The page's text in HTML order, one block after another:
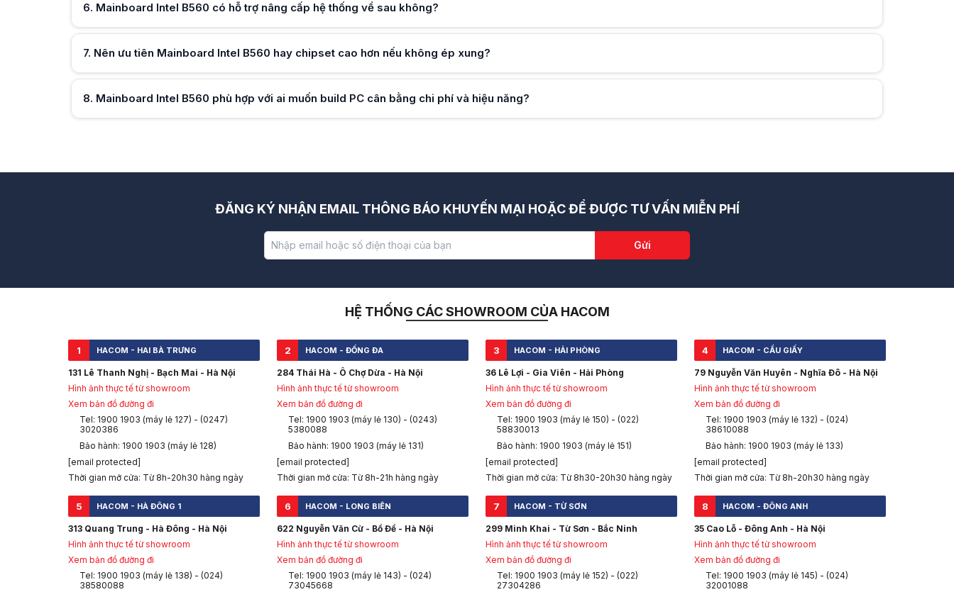
6. Mainboard Intel B560 có hỗ trợ nâng cấp hệ thống về sau không?
7. Nên ưu tiên Mainboard Intel B560 hay chipset cao hơn nếu không ép xung?
8. Mainboard Intel B560 phù hợp với ai muốn build PC cân bằng chi phí và hiệu năng?
ĐĂNG KÝ NHẬN EMAIL THÔNG BÁO KHUYẾN MẠI HOẶC ĐỂ ĐƯỢC TƯ VẤN MIỄN PHÍ
Gửi
HỆ THỐNG CÁC SHOWROOM CỦA HACOM
1 HACOM - HAI BÀ TRƯNG
131 Lê Thanh Nghị - Bạch Mai - Hà Nội
Hình ảnh thực tế từ showroom
Xem bản đồ đường đi
Tel: 1900 1903 (máy lẻ 127) - (0247)
3020386
Bảo hành: 1900 1903 (máy lẻ 128)
[email protected]
Thời gian mở cửa: Từ 8h-20h30 hàng ngày
2 HACOM - ĐỐNG ĐA
284 Thái Hà - Ô Chợ Dừa - Hà Nội
Hình ảnh thực tế từ showroom
Xem bản đồ đường đi
Tel: 1900 1903 (máy lẻ 130) - (0243)
5380088
Bảo hành: 1900 1903 (máy lẻ 131)
[email protected]
Thời gian mở cửa: Từ 8h-21h hàng ngày
3 HACOM - HẢI PHÒNG
36 Lê Lợi - Gia Viên - Hải Phòng
Hình ảnh thực tế từ showroom
Xem bản đồ đường đi
Tel: 1900 1903 (máy lẻ 150) - (022)
58830013
Bảo hành: 1900 1903 (máy lẻ 151)
[email protected]
Thời gian mở cửa: Từ 8h30-20h30 hàng ngày
4 HACOM - CẦU GIẤY
79 Nguyễn Văn Huyên - Nghĩa Đô - Hà Nội
Hình ảnh thực tế từ showroom
Xem bản đồ đường đi
Tel: 1900 1903 (máy lẻ 132) - (024)
38610088
Bảo hành: 1900 1903 (máy lẻ 133)
[email protected]
Thời gian mở cửa: Từ 8h-20h30 hàng ngày
5 HACOM - HÀ ĐÔNG 1
313 Quang Trung - Hà Đông - Hà Nội
Hình ảnh thực tế từ showroom
Xem bản đồ đường đi
Tel: 1900 1903 (máy lẻ 138) - (024)
38580088
6 HACOM - LONG BIÊN
622 Nguyễn Văn Cừ - Bồ Đề - Hà Nội
Hình ảnh thực tế từ showroom
Xem bản đồ đường đi
Tel: 1900 1903 (máy lẻ 143) - (024)
73045668
7 HACOM - TỪ SƠN
299 Minh Khai - Từ Sơn - Bắc Ninh
Hình ảnh thực tế từ showroom
Xem bản đồ đường đi
Tel: 1900 1903 (máy lẻ 152) - (022)
27304286
8 HACOM - ĐÔNG ANH
35 Cao Lỗ - Đông Anh - Hà Nội
Hình ảnh thực tế từ showroom
Xem bản đồ đường đi
Tel: 1900 1903 (máy lẻ 145) - (024)
32001088